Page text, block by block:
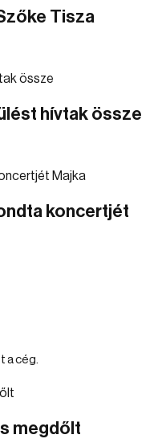
Tisza
hívtak össze
koncertjét
a cég.
megdőlt